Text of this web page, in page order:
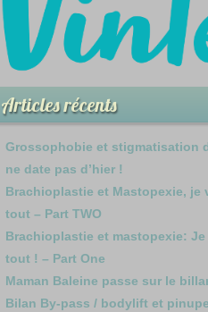
Articles récents
Grossophobie et stigmatisation
ne date pas d’hier !
Brachioplastie et Mastopexie, je
tout – Part TWO
Brachioplastie et mastopexie:
tout ! – Part One
Maman Baleine passe sur le
Bilan By-pass / bodylift et